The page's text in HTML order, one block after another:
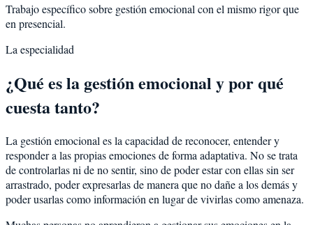
Trabajo específico sobre gestión emocional con el mismo rigor que
en presencial.
La especialidad
¿Qué es la gestión emocional y por qué
cuesta tanto?
La gestión emocional es la capacidad de reconocer, entender y
responder a las propias emociones de forma adaptativa. No se trata
de controlarlas ni de no sentir, sino de poder estar con ellas sin ser
arrastrado, poder expresarlas de manera que no dañe a los demás y
poder usarlas como información en lugar de vivirlas como amenaza.